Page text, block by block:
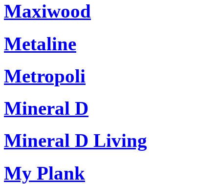
Maxiwood
Metaline
Metropoli
Mineral D
Mineral D Living
My Plank